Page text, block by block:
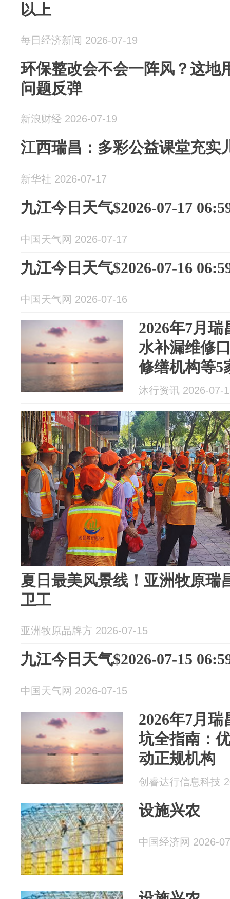
以上
每日经济新闻 2026-07-19
环保整改会不会一阵风？这地
问题反弹
新浪财经 2026-07-19
江西瑞昌：多彩公益课堂充实
新华社 2026-07-17
九江今日天气$2026-07-17
中国天气网 2026-07-17
九江今日天气$2026-07-16
中国天气网 2026-07-16
2026年7月
水补漏维修
修缮机构等5
务项目：卫
沐行资讯 2026-07-
夏日最美风景线！亚洲牧原瑞
卫工
亚洲牧原品牌方 2026-07-15
九江今日天气$2026-07-15
中国天气网 2026-07-15
2026年7月
坑全指南：
动正规机构
创睿达行信息科技
设施兴农
中国经济网 2026-